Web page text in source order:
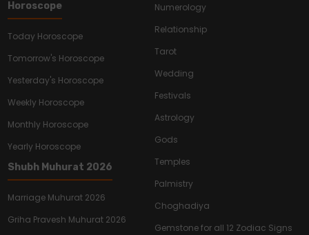
Horoscope
Today Horoscope
Tomorrow's Horoscope
Yesterday's Horoscope
Weekly Horoscope
Monthly Horoscope
Yearly Horoscope
Shubh Muhurat 2026
Marriage Muhurat 2026
Griha Pravesh Muhurat 2026
Numerology
Relationship
Tarot
Wedding
Festivals
Astrology
Gods
Temples
Palmistry
Choghadiya
Gemstone for all 12 Zodiac Signs